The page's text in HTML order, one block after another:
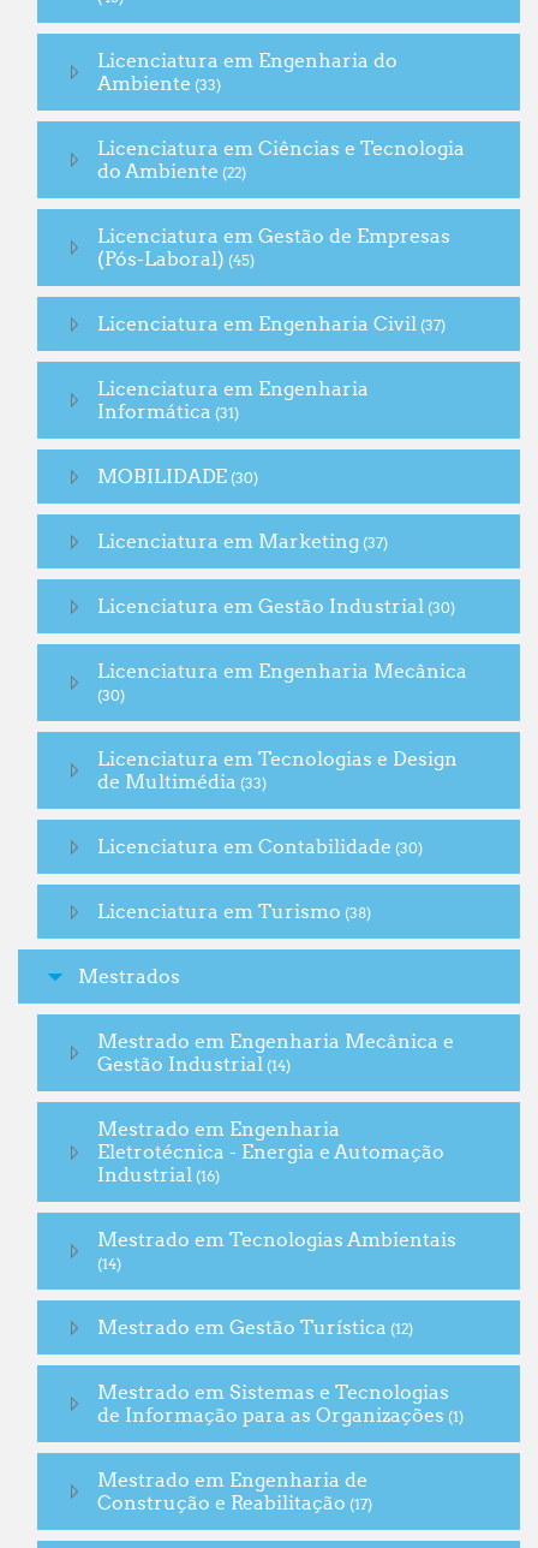
Licenciatura em Engenharia do
Ambiente (33)
Licenciatura em Ciências e Tecnologia
do Ambiente (22)
Licenciatura em Gestão de Empresas
(Pós-Laboral) (45)
Licenciatura em Engenharia Civil (37)
Licenciatura em Engenharia
Informática (31)
MOBILIDADE (30)
Licenciatura em Marketing (37)
Licenciatura em Gestão Industrial (30)
Licenciatura em Engenharia Mecânica
(30)
Licenciatura em Tecnologias e Design
de Multimédia (33)
Licenciatura em Contabilidade (30)
Licenciatura em Turismo (38)
Mestrados
Mestrado em Engenharia Mecânica e
Gestão Industrial (14)
Mestrado em Engenharia
Eletrotécnica - Energia e Automação
Industrial (16)
Mestrado em Tecnologias Ambientais
(14)
Mestrado em Gestão Turística (12)
Mestrado em Sistemas e Tecnologias
de Informação para as Organizações (1)
Mestrado em Engenharia de
Construção e Reabilitação (17)